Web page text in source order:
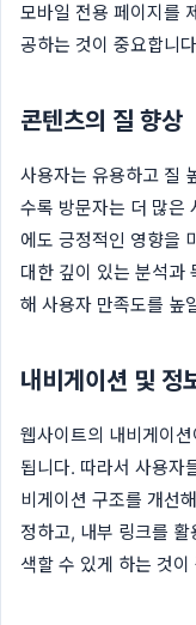
모바일 전용 페이지를
공하는 것이 중요합니
콘텐츠의 질 향상
사용자는 유용하고 질
수록 방문자는 더 많은
에도 긍정적인 영향을
대한 깊이 있는 분석과
해 사용자 만족도를 높
내비게이션 및 정
웹사이트의 내비게이
됩니다. 따라서 사용자
비게이션 구조를 개선
정하고, 내부 링크를
색할 수 있게 하는 것이